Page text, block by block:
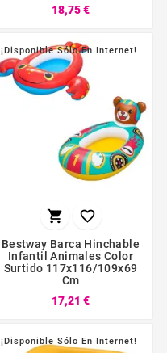
18,75 €
¡Disponible Sólo En Internet!
 
Bestway Barca Hinchable
Infantil Animales Color
Surtido 117x116/109x69
Cm
17,21 €
¡Disponible Sólo En Internet!